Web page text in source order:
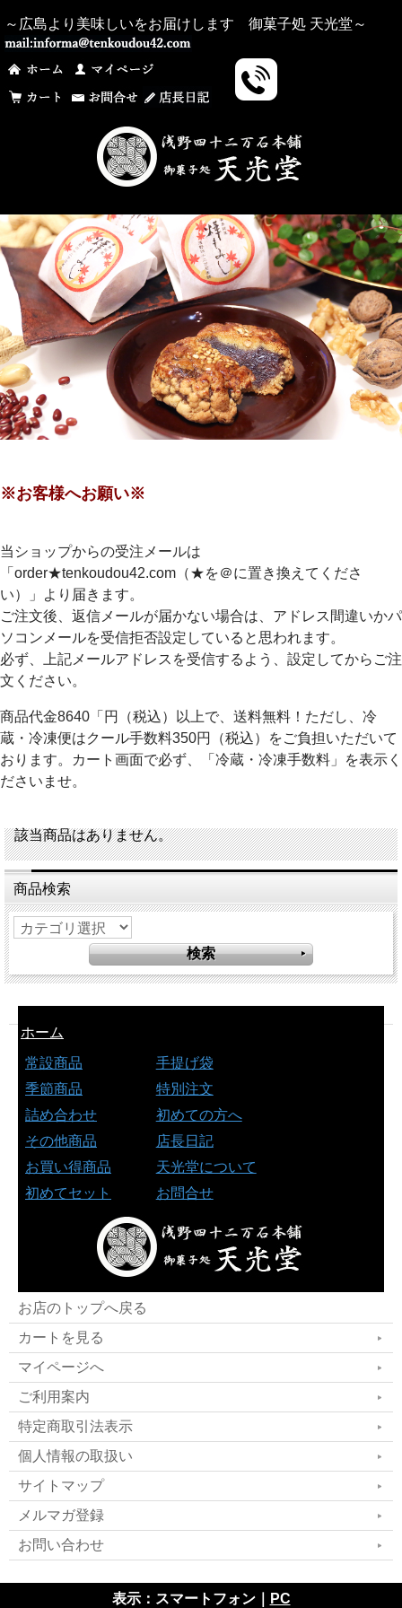
～広島より美味しいをお届けします 御菓子処 天光堂～
※お客様へお願い※
当ショップからの受注メールは
「order★tenkoudou42.com（★を＠に置き換えてくださ
い）」より届きます。
ご注文後、返信メールが届かない場合は、アドレス間違いかパ
ソコンメールを受信拒否設定していると思われます。
必ず、上記メールアドレスを受信するよう、設定してからご注
文ください。
商品代金8640「円（税込）以上で、送料無料！ただし、冷
蔵・冷凍便はクール手数料350円（税込）をご負担いただいて
おります。カート画面で必ず、「冷蔵・冷凍手数料」を表示く
ださいませ。
該当商品はありません。
商品検索
ホーム
常設商品
季節商品
詰め合わせ
その他商品
お買い得商品
初めてセット
手提げ袋
特別注文
初めての方へ
店長日記
天光堂について
お問合せ
お店のトップへ戻る
カートを見る
マイページへ
ご利用案内
特定商取引法表示
個人情報の取扱い
サイトマップ
メルマガ登録
お問い合わせ
表示：スマートフォン｜ PC